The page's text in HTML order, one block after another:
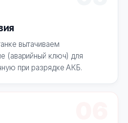
вытачиваем
(аварийный ключ) для
при разрядке АКБ.